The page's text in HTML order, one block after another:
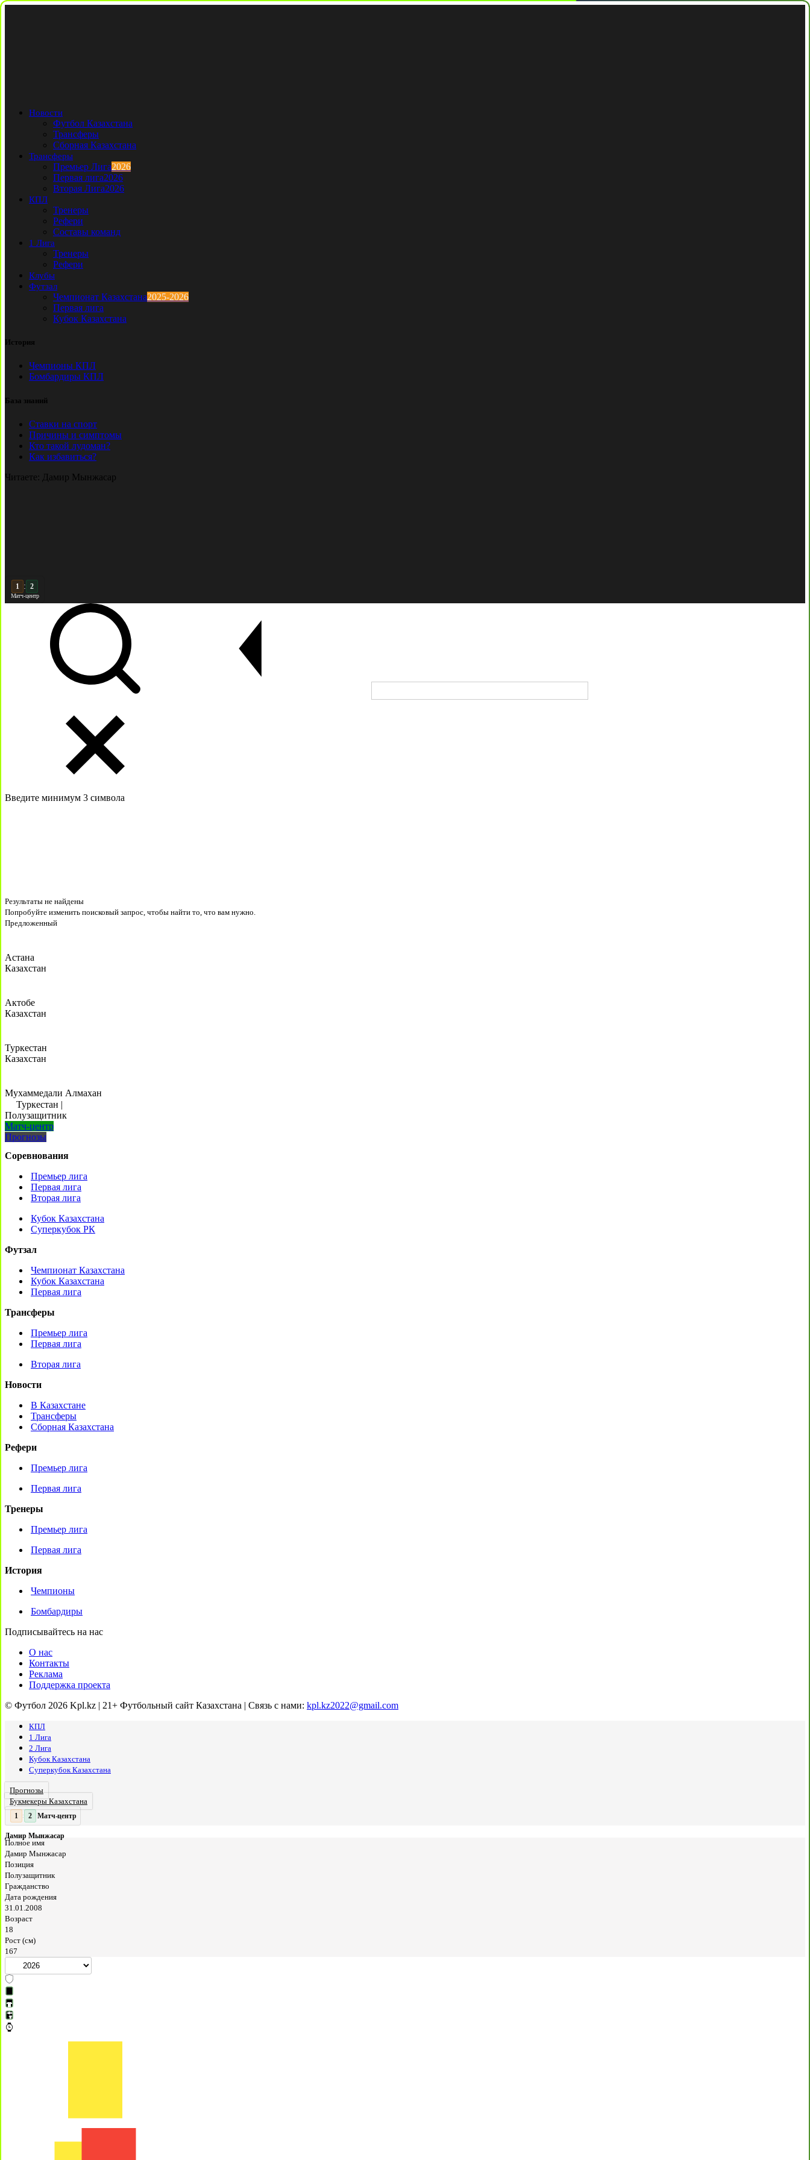
Новости
Футбол Казахстана
Трансферы
Сборная Казахстана
Трансферы
Премьер Лига2026
Первая лига2026
Вторая Лига2026
КПЛ
Тренеры
Рефери
Составы команд
1 Лига
Тренеры
Рефери
Клубы
Футзал
Чемпионат Казахстана2025-2026
Первая лига
Кубок Казахстана
История
Чемпионы КПЛ
Бомбардиры КПЛ
База знаний
Ставки на спорт
Причины и симптомы
Кто такой лудоман?
Как избавиться?
Читаете: Дамир Мынжасар
2 : 2
Матч-центр
Введите минимум 3 символа
Результаты не найдены
Попробуйте изменить поисковый запрос, чтобы найти то, что вам нужно.
Предложенный
Астана
Казахстан
Актобе
Казахстан
Туркестан
Казахстан
Мухаммедали Алмахан
Туркестан |
Полузащитник
Матч-центр
Прогнозы
Соревнования
Премьер лига
Первая лига
Вторая лига
Кубок Казахстана
Суперкубок РК
Футзал
Чемпионат Казахстана
Кубок Казахстана
Первая лига
Трансферы
Премьер лига
Первая лига
Вторая лига
Новости
В Казахстане
Трансферы
Сборная Казахстана
Рефери
Премьер лига
Первая лига
Тренеры
Премьер лига
Первая лига
История
Чемпионы
Бомбардиры
Подписывайтесь на нас
О нас
Контакты
Реклама
Поддержка проекта
© Футбол 2026 Kpl.kz | 21+ Футбольный сайт Казахстана | Связь с нами: kpl.kz2022@gmail.com
КПЛ
1 Лига
2 Лига
Кубок Казахстана
Суперкубок Казахстана
Прогнозы
Букмекеры Казахстана
2 : 2 Матч-центр
Дамир Мынжасар
Полное имя
Дамир Мынжасар
Позиция
Полузащитник
Гражданство
Дата рождения
31.01.2008
Возраст
18
Рост (см)
167